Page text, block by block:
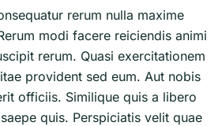
rerum nulla maxime
modi facere reiciendis animi
rerum. Quasi exercitationem
provident sed eum. Aut nobis
officiis. Similique quis a libero
quis. Perspiciatis velit quae